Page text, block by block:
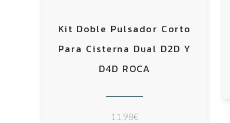
Kit Doble Pulsador Corto
Para Cisterna Dual D2D Y
D4D ROCA
11,98€